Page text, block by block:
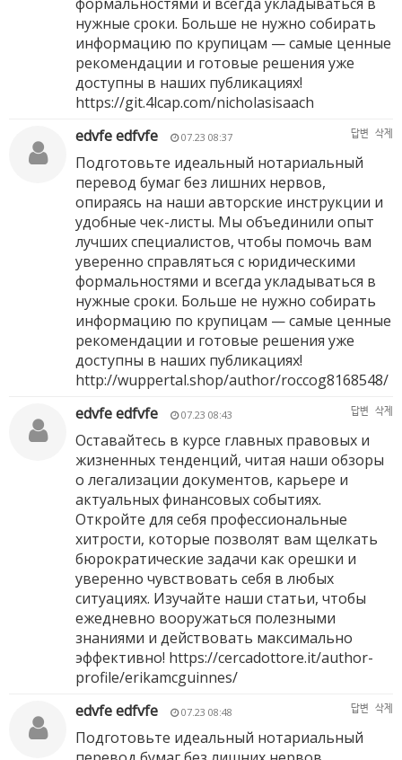
нужные сроки. Больше не нужно собирать
информацию по крупицам — самые ценные
рекомендации и готовые решения уже
доступны в наших публикациях!
https://git.4lcap.com/nicholasisaach
edvfe edfvfe
07.23 08:37 답변 삭제
Подготовьте идеальный нотариальный
перевод бумаг без лишних нервов,
опираясь на наши авторские инструкции и
удобные чек-листы. Мы объединили опыт
лучших специалистов, чтобы помочь вам
уверенно справляться с юридическими
формальностями и всегда укладываться в
нужные сроки. Больше не нужно собирать
информацию по крупицам — самые ценные
рекомендации и готовые решения уже
доступны в наших публикациях!
http://wuppertal.shop/author/roccog8168548/
edvfe edfvfe
07.23 08:43 답변 삭제
Оставайтесь в курсе главных правовых и
жизненных тенденций, читая наши обзоры
о легализации документов, карьере и
актуальных финансовых событиях.
Откройте для себя профессиональные
хитрости, которые позволят вам щелкать
бюрократические задачи как орешки и
уверенно чувствовать себя в любых
ситуациях. Изучайте наши статьи, чтобы
ежедневно вооружаться полезными
знаниями и действовать максимально
эффективно! https://cercadottore.it/author-
profile/erikamcguinnes/
edvfe edfvfe
07.23 08:48 답변 삭제
Подготовьте идеальный нотариальный